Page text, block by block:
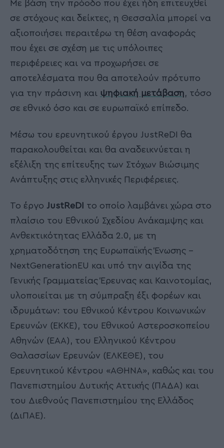
Με βάση την πρόοδο που έχει ήδη επιτευχθεί
σε στόχους και δείκτες, η Θεσσαλία μπορεί να
αξιοποιήσει περαιτέρω τη θέση αναφοράς
που έχει σε σχέση με τις υπόλοιπες
περιφέρειες και να προχωρήσει σε
αποτελέσματα που θα αποτελούν πρότυπο
για την πράσινη και ψηφιακή μετάβαση, τόσο
σε εθνικό όσο και σε ευρωπαϊκό επίπεδο.
Μέσω του ερευνητικού έργου JustReDI θα
παρακολουθείται και θα αναδεικνύεται η
εξέλιξη της επίτευξης των Στόχων Βιώσιμης
Ανάπτυξης στις ελληνικές Περιφέρειες.
Το έργο JustReDI το οποίο λαμβάνει χώρα στο
πλαίσιο του Εθνικού Σχεδίου Ανάκαμψης και
Ανθεκτικότητας Ελλάδα 2.0, με τη
χρηματοδότηση της Ευρωπαϊκής Ένωσης –
NextGenerationEU και υπό την αιγίδα της
Γενικής Γραμματείας Έρευνας και Καινοτομίας,
υλοποιείται με τη σύμπραξη έξι φορέων και
ιδρυμάτων: του Εθνικού Κέντρου Κοινωνικών
Ερευνών (ΕΚΚΕ), του Εθνικού Αστεροσκοπείου
Αθηνών (ΕΑΑ), του Ελληνικού Κέντρου
Θαλασσίων Ερευνών (ΕΛΚΕΘΕ), του
Ερευνητικού Κέντρου «ΑΘΗΝΑ», καθώς και του
Πανεπιστημίου Δυτικής Αττικής (ΠΑΔΑ) και
του Διεθνούς Πανεπιστημίου της Ελλάδος
(ΔιΠΑΕ).